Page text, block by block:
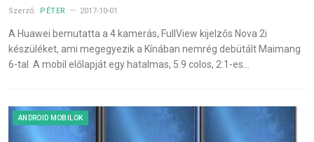
Szerző: PÉTER 2017-10-01
A Huawei bemutatta a 4 kamerás, FullView kijelzős Nova 2i
készüléket, ami megegyezik a Kínában nemrég debütált Maimang
6-tal. A mobil előlapját egy hatalmas, 5.9 colos, 2:1-es…
ANDROID MOBILOK